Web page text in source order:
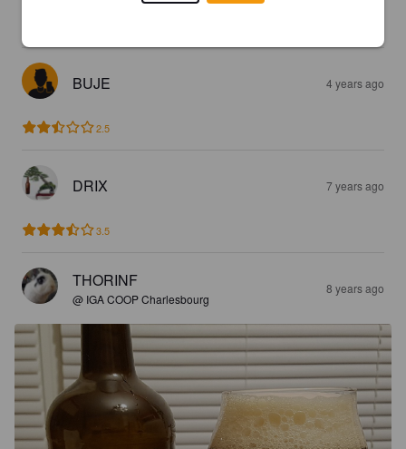
BUJE 4 years ago
2.5
DRIX 7 years ago
3.5
THORINF
@ IGA COOP Charlesbourg
8 years ago